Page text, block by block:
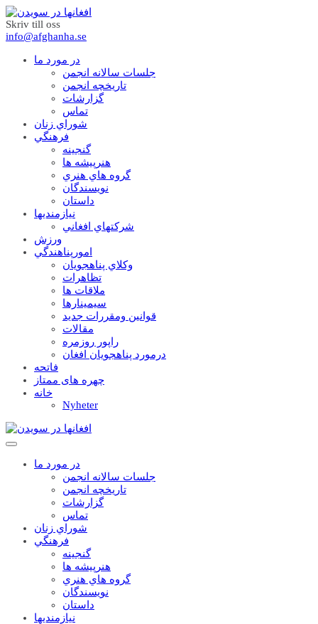
Skriv till oss
info@afghanha.se
در مورد ما
جلسات سالانه انجمن
تاریخچه انجمن
گزارشات
تماس
شوراي زنان
فرهنگي
گنجينه
هنرپيشه ها
گروه هاي هنري
نويسندگان
داستان
نيازمنديها
شرکتهاي افغاني
ورزش
امورپناهندگي
وکلاي پناهجويان
تظاهرات
ملاقات ها
سيمينارها
قوانين ومقررات جديد
مقالات
راپور روزمره
درمورد پناهجويان افغان
فاتحه
چهره های ممتاز
خانه
Nyheter
در مورد ما
جلسات سالانه انجمن
تاریخچه انجمن
گزارشات
تماس
شوراي زنان
فرهنگي
گنجينه
هنرپيشه ها
گروه هاي هنري
نويسندگان
داستان
نيازمنديها